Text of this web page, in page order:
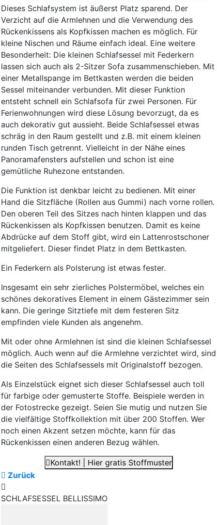
Dieses Schlafsystem ist äußerst Platz sparend. Der
Verzicht auf die Armlehnen und die Verwendung des
Rückenkissens als Kopfkissen machen es möglich. Für
kleine Nischen und Räume einfach ideal. Eine weitere
Besonderheit: Die kleinen Schlafsessel mit Federkern
lassen sich auch als 2-Sitzer Sofa zusammenschieben. Mit
einer Metallspange im Bettkasten werden die beiden
Sessel miteinander verbunden. Mit dieser Funktion
entsteht schnell ein Schlafsofa für zwei Personen. Für
Ferienwohnungen wird diese Lösung bevorzugt, da es
auch dekorativ gut aussieht. Beide Schlafsessel etwas
schräg in den Raum gestellt und z.B. mit einem kleinen
runden Tisch getrennt. Vielleicht in der Nähe eines
Panoramafensters aufstellen und schon ist eine
gemütliche Ruhezone entstanden.
Die Funktion ist denkbar leicht zu bedienen. Mit einer
Hand die Sitzfläche (Rollen aus Gummi) nach vorne rollen.
Den oberen Teil des Sitzes nach hinten klappen und das
Rückenkissen als Kopfkissen benutzen. Damit es keine
Abdrücke auf dem Stoff gibt, wird ein Lattenrostschoner
mitgeliefert. Dieser findet Platz in dem Bettkasten.
Ein Federkern als Polsterung ist etwas fester.
Insgesamt ein sehr zierliches Polstermöbel, welches ein
schönes dekoratives Element in einem Gästezimmer sein
kann. Die geringe Sitztiefe mit dem festeren Sitz
empfinden viele Kunden als angenehm.
Mit oder ohne Armlehnen ist sind die kleinen Schlafsessel
möglich. Auch wenn auf die Armlehne verzichtet wird, sind
die Seiten des Schlafsessels mit Originalstoff bezogen.
Als Einzelstück eignet sich dieser Schlafsessel auch toll
für farbige oder gemusterte Stoffe. Beispiele werden in
der Fotostrecke gezeigt. Seien Sie mutig und nutzen Sie
die vielfältige Stoffkollektion mit über 200 Stoffen. Wer
noch einen Akzent setzen möchte, kann für das
Rückenkissen einen anderen Bezug wählen.
Kontakt! | Hier gratis Stoffmuster
Zurück
SCHLAFSESSEL BELLISSIMO